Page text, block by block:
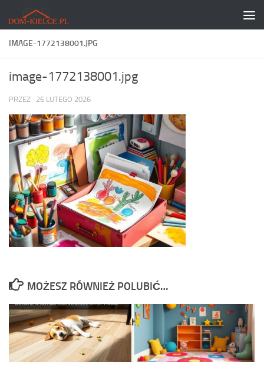
Skip to content
IMAGE-1772138001.JPG
image-1772138001.jpg
PRZEZ · 26 LUTEGO 2026
MOŻESZ RÓWNIEŻ POLUBIĆ…